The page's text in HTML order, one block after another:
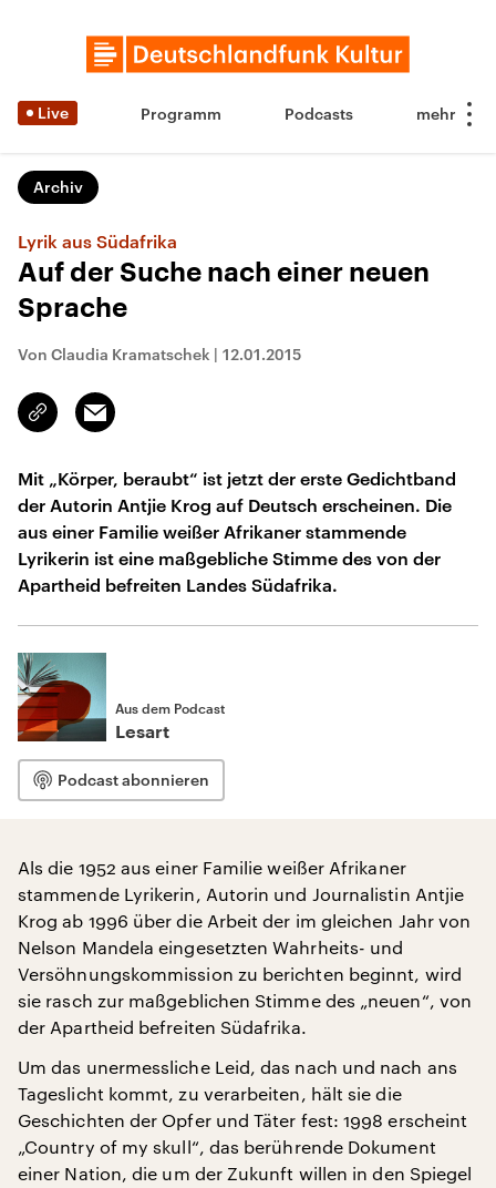
Live Programm Podcasts
Archiv
Lyrik aus Südafrika
Auf der Suche nach einer neuen
Sprache
Von Claudia Kramatschek | 12.01.2015
Link
kopieren/teilen
Email
Mit „Körper, beraubt“ ist jetzt der erste Gedichtband
der Autorin Antjie Krog auf Deutsch erscheinen. Die
aus einer Familie weißer Afrikaner stammende
Lyrikerin ist eine maßgebliche Stimme des von der
Apartheid befreiten Landes Südafrika.
Aus dem Podcast
Lesart
Podcast abonnieren
Als die 1952 aus einer Familie weißer Afrikaner
stammende Lyrikerin, Autorin und Journalistin Antjie
Krog ab 1996 über die Arbeit der im gleichen Jahr von
Nelson Mandela eingesetzten Wahrheits- und
Versöhnungskommission zu berichten beginnt, wird
sie rasch zur maßgeblichen Stimme des „neuen“, von
der Apartheid befreiten Südafrika.
Um das unermessliche Leid, das nach und nach ans
Tageslicht kommt, zu verarbeiten, hält sie die
Geschichten der Opfer und Täter fest: 1998 erscheint
„Country of my skull“, das berührende Dokument
einer Nation, die um der Zukunft willen in den Spiegel